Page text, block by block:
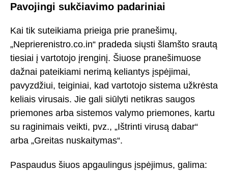
Pavojingi sukčiavimo padariniai
Kai tik suteikiama prieiga prie pranešimų,
„Neprierenistro.co.in“ pradeda siųsti šlamšto srautą
tiesiai į vartotojo įrenginį. Šiuose pranešimuose
dažnai pateikiami nerimą keliantys įspėjimai,
pavyzdžiui, teiginiai, kad vartotojo sistema užkrėsta
keliais virusais. Jie gali siūlyti netikras saugos
priemones arba sistemos valymo priemones, kartu
su raginimais veikti, pvz., „Ištrinti virusą dabar“
arba „Greitas nuskaitymas“.
Paspaudus šiuos apgaulingus įspėjimus, galima: